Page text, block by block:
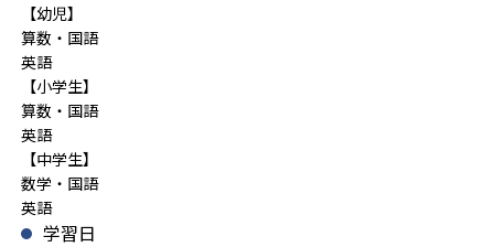
【幼児】
算数・国語
英語
【小学生】
算数・国語
英語
【中学生】
数学・国語
英語
学習日